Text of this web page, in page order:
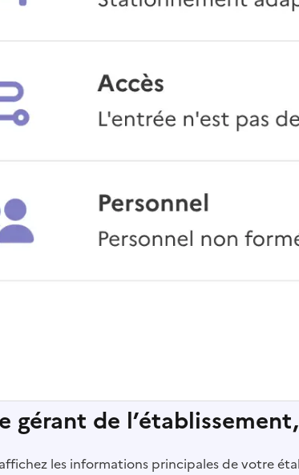
gérant de
les informations principales de votre